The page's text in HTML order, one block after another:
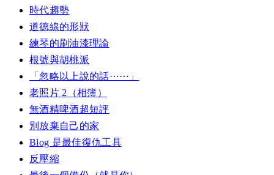
時代趨勢
道德線的形狀
練琴的刷油漆理論
根號與胡桃派
「忽略以上說的話⋯⋯」
老照片 2（相簿）
無酒精啤酒超短評
別放棄自己的家
Blog 是最佳復仇工具
反壓縮